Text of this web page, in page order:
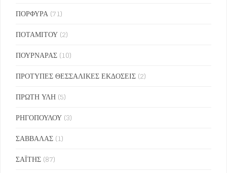
ΠΟΡΦΥΡΑ (71)
ΠΟΤΑΜΙΤΟΥ (2)
ΠΟΥΡΝΑΡΑΣ (10)
ΠΡΟΤΥΠΕΣ ΘΕΣΣΑΛΙΚΕΣ ΕΚΔΟΣΕΙΣ (2)
ΠΡΩΤΗ ΥΛΗ (5)
ΡΗΓΟΠΟΥΛΟΥ (3)
ΣΑΒΒΑΛΑΣ (1)
ΣΑΪΤΗΣ (87)